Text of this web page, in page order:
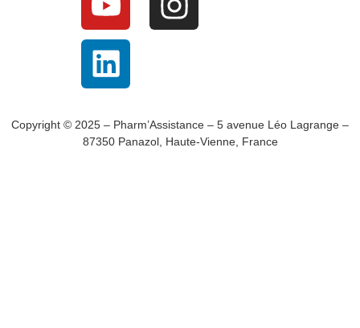
Copyright © 2025 – Pharm’Assistance – 5 avenue Léo Lagrange –
87350 Panazol, Haute-Vienne, France